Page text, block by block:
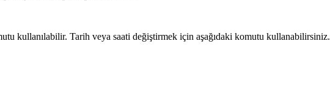
kullanılabilir. Tarih veya saati değiştirmek için aşağıdaki komutu kullanabilirsiniz.